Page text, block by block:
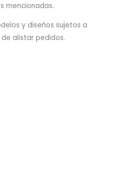
mencionadas.
y diseños sujetos a
alistar pedidos.